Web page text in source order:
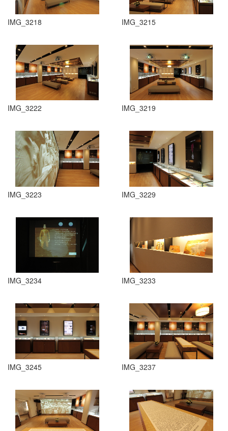
IMG_3218 IMG_3215
IMG_3222 IMG_3219
IMG_3223 IMG_3229
IMG_3234 IMG_3233
IMG_3245 IMG_3237